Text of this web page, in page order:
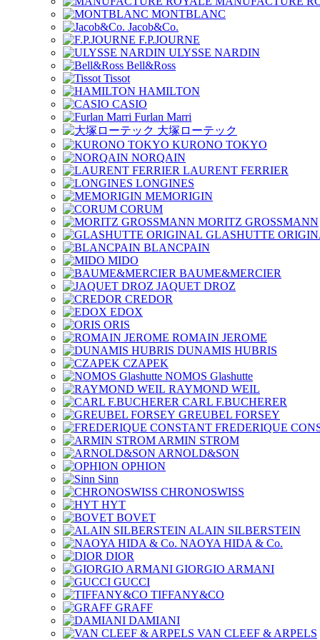
MONTBLANC
Jacob&Co.
F.P.JOURNE
ULYSSE NARDIN
Bell&Ross
Tissot
HAMILTON
CASIO
Furlan Marri
大塚ローテック
KURONO TOKYO
NORQAIN
LAURENT FERRIER
LONGINES
MEMORIGIN
CORUM
MORITZ GROSSMANN
GLASHUTTE
BLANCPAIN
MIDO
BAUME&MERCIER
JAQUET DROZ
CREDOR
EDOX
ORIS
ROMAIN JEROME
DUNAMIS HUBRIS
CZAPEK
NOMOS Glashutte
RAYMOND WEIL
CARL F.BUCHERER
GREUBEL FORSEY
FREDERIQUE
ARMIN STROM
ARNOLD&SON
OPHION
Sinn
CHRONOSWISS
HYT
BOVET
ALAIN SILBERSTEIN
NAOYA HIDA & Co.
DIOR
GIORGIO ARMANI
GUCCI
TIFFANY&CO
GRAFF
DAMIANI
VAN CLEEF & ARPELS